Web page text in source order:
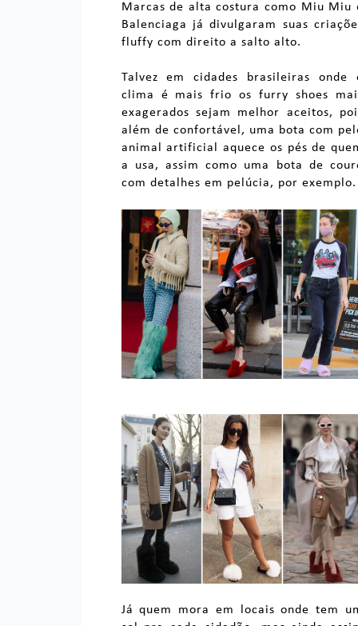
Marcas de alta costura como Miu Miu
Balenciaga já divulgaram suas
fluffy com direito a salto alto.
Talvez em cidades brasileiras onde
clima é mais frio os furry shoes
exagerados sejam melhor aceitos,
além de confortável, uma bota com
animal artificial aquece os pés de
a usa, assim como uma bota de
com detalhes em pelúcia, por exemplo.
Já quem mora em locais onde tem